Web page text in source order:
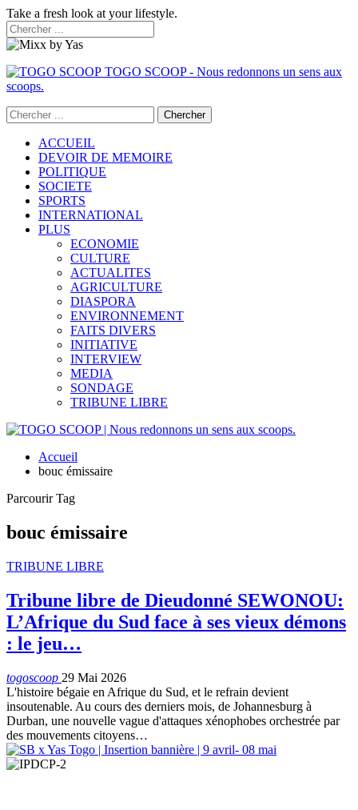
Take a fresh look at your lifestyle.
TOGO SCOOP - Nous redonnons un sens aux
scoops.
ACCUEIL
DEVOIR DE MEMOIRE
POLITIQUE
SOCIETE
SPORTS
INTERNATIONAL
PLUS
ECONOMIE
CULTURE
ACTUALITES
AGRICULTURE
DIASPORA
ENVIRONNEMENT
FAITS DIVERS
INITIATIVE
INTERVIEW
MEDIA
SONDAGE
TRIBUNE LIBRE
Accueil
bouc émissaire
Parcourir Tag
bouc émissaire
TRIBUNE LIBRE
Tribune libre de Dieudonné SEWONOU:
L’Afrique du Sud face à ses vieux démons
: le jeu…
togoscoop 29 Mai 2026
​L'histoire bégaie en Afrique du Sud, et le refrain devient
insoutenable. Au cours des derniers mois, de Johannesburg à
Durban, une nouvelle vague d'attaques xénophobes orchestrée par
des mouvements citoyens…